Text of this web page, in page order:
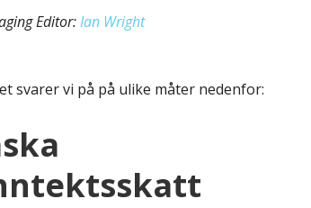
Editor:Ian Wright
svarer vi på på ulike måter nedenfor: